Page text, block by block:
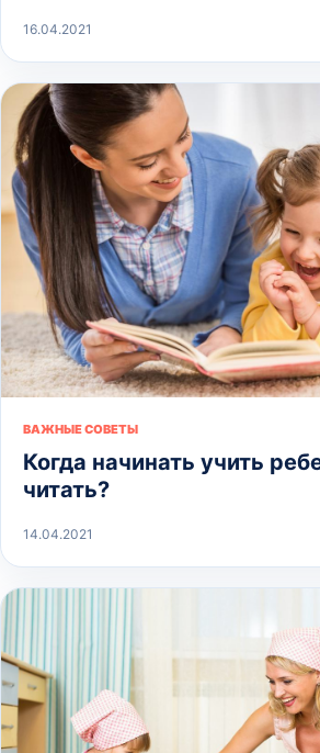
16.04.2021
ВАЖНЫЕ СОВЕТЫ
Когда начинать учить
читать?
14.04.2021